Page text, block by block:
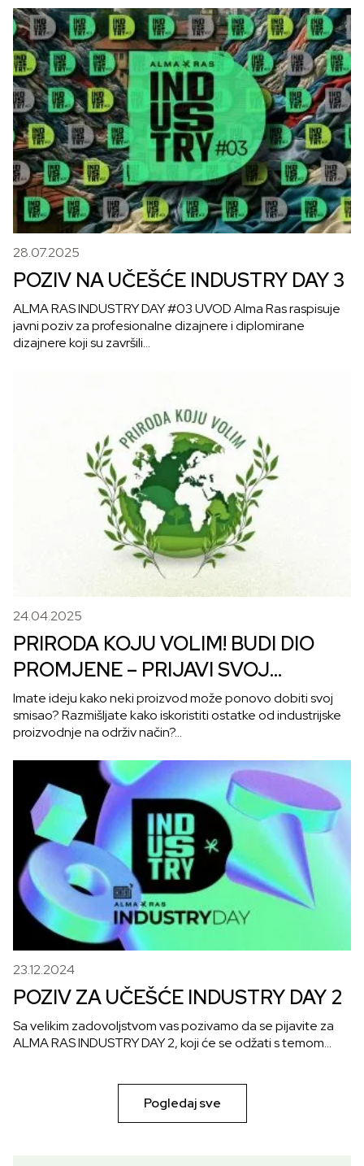
28.07.2025
POZIV NA UČEŠĆE INDUSTRY DAY 3
ALMA RAS INDUSTRY DAY #03 UVOD Alma Ras raspisuje
javni poziv za profesionalne dizajnere i diplomirane
dizajnere koji su završili…
24.04.2025
PRIRODA KOJU VOLIM! BUDI DIO
PROMJENE – PRIJAVI SVOJ
PROJEKAT ZA ODRŽIVU
BUDUĆNOST!
Imate ideju kako neki proizvod može ponovo dobiti svoj
smisao? Razmišljate kako iskoristiti ostatke od industrijske
proizvodnje na održiv način?…
23.12.2024
POZIV ZA UČEŠĆE INDUSTRY DAY 2
Sa velikim zadovoljstvom vas pozivamo da se pijavite za
ALMA RAS INDUSTRY DAY 2, koji će se odžati s temom…
Pogledaj sve